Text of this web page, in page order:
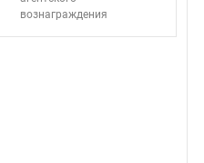
вознаграждения